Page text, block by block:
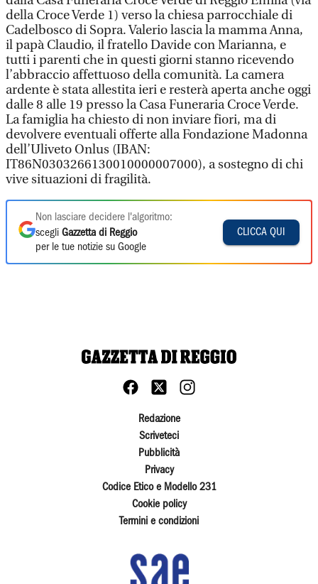
della Croce Verde 1) verso la chiesa parrocchiale di
Cadelbosco di Sopra. Valerio lascia la mamma Anna,
il papà Claudio, il fratello Davide con Marianna, e
tutti i parenti che in questi giorni stanno ricevendo
l’abbraccio affettuoso della comunità. La camera
ardente è stata allestita ieri e resterà aperta anche oggi
dalle 8 alle 19 presso la Casa Funeraria Croce Verde.
La famiglia ha chiesto di non inviare fiori, ma di
devolvere eventuali offerte alla Fondazione Madonna
dell’Uliveto Onlus (IBAN:
IT86N0303266130010000007000), a sostegno di chi
vive situazioni di fragilità.
Non lasciare decidere l'algoritmo:
scegli Gazzetta di Reggio
per le tue notizie su Google
CLICCA QUI
Redazione
Scriveteci
Pubblicità
Privacy
Codice Etico e Modello 231
Cookie policy
Termini e condizioni